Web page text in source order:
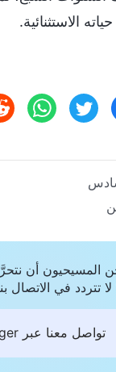
الاستثنائية.
المسيحيون أن
تتردد في الاتصال
تواصل معنا عبر Messenger